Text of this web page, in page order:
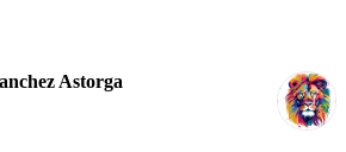
Astorga